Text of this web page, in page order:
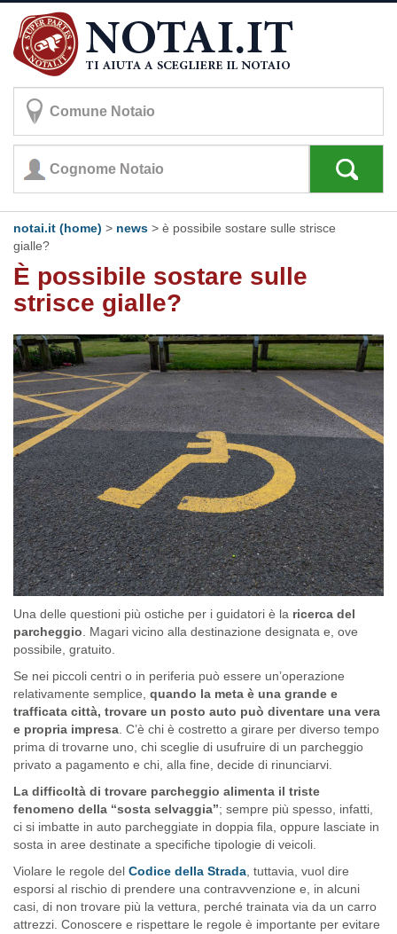
notai.it (home) > news > è possibile sostare sulle strisce
gialle?
È possibile sostare sulle
strisce gialle?
Una delle questioni più ostiche per i guidatori è la ricerca del
parcheggio. Magari vicino alla destinazione designata e, ove
possibile, gratuito.
Se nei piccoli centri o in periferia può essere un’operazione
relativamente semplice, quando la meta è una grande e
trafficata città, trovare un posto auto può diventare una vera
e propria impresa. C’è chi è costretto a girare per diverso tempo
prima di trovarne uno, chi sceglie di usufruire di un parcheggio
privato a pagamento e chi, alla fine, decide di rinunciarvi.
La difficoltà di trovare parcheggio alimenta il triste
fenomeno della ‘‘sosta selvaggia’’; sempre più spesso, infatti,
ci si imbatte in auto parcheggiate in doppia fila, oppure lasciate in
sosta in aree destinate a specifiche tipologie di veicoli.
Violare le regole del Codice della Strada, tuttavia, vuol dire
esporsi al rischio di prendere una contravvenzione e, in alcuni
casi, di non trovare più la vettura, perché trainata via da un carro
attrezzi. Conoscere e rispettare le regole è importante per evitare